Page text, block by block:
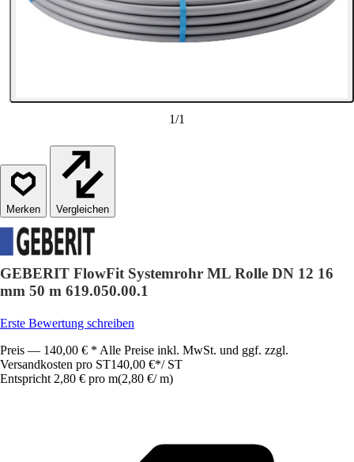
1/1
Vergleichen
GEBERIT FlowFit Systemrohr ML Rolle DN 12 16
mm 50 m 619.050.00.1
Erste Bewertung schreiben
Preis — 140,00 € * Alle Preise inkl. MwSt. und ggf. zzgl.
Versandkosten pro ST140,00 €*/ ST
Entspricht 2,80 € pro m(2,80 €/ m)